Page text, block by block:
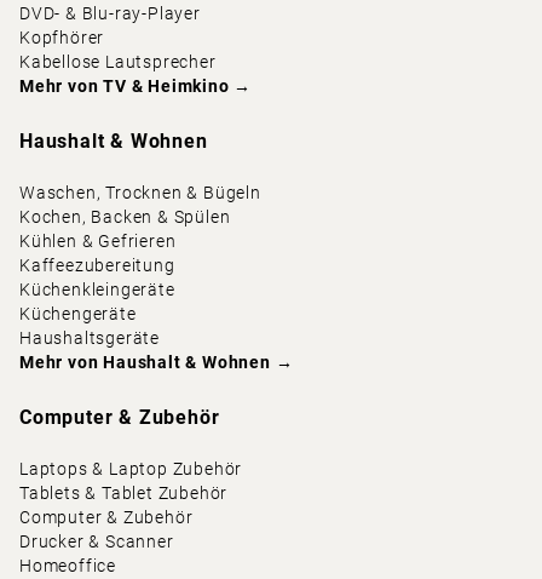
DVD- & Blu-ray-Player
Kopfhörer
Kabellose Lautsprecher
Mehr von TV & Heimkino →
Haushalt & Wohnen
Waschen, Trocknen & Bügeln
Kochen, Backen & Spülen
Kühlen & Gefrieren
Kaffeezubereitung
Küchenkleingeräte
Küchengeräte
Haushaltsgeräte
Mehr von Haushalt & Wohnen →
Computer & Zubehör
Laptops & Laptop Zubehör
Tablets & Tablet Zubehör
Computer & Zubehör
Drucker & Scanner
Homeoffice